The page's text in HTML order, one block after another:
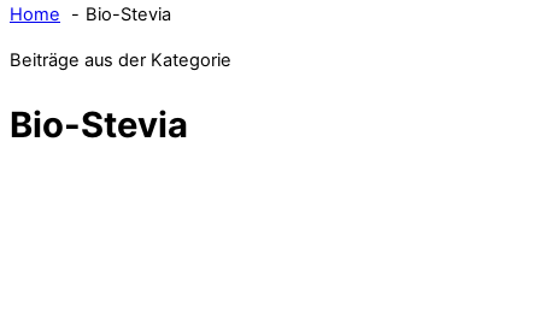
Home
Bio-Stevia
Beiträge aus der Kategorie
Bio-Stevia